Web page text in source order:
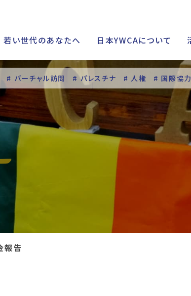
若い世代のあなたへ 日本YWCAについて
# バーチャル訪問 # パレスチナ # 人権 # 国際協力
報告